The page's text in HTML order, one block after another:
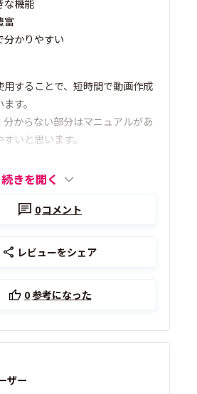
な機能
富
分かりやすい
用することで、短時間で動画作成
す。
分からない部分はマニュアルがあ
いと思います。
続きを開く
0コメント
レビューをシェア
0参考になった
ザー